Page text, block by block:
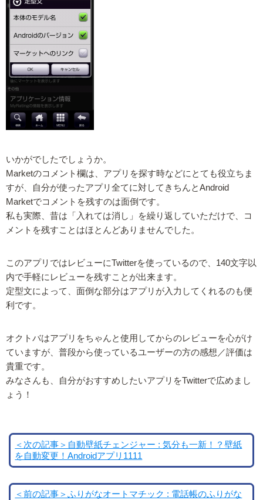
いかがでしたでしょうか。
Marketのコメント欄は、アプリを探す時などにとても役立ちま
すが、自分が使ったアプリ全てに対してきちんとAndroid
Marketでコメントを残すのは面倒です。
私も実際、昔は「入れては消し」を繰り返していただけで、コ
メントを残すことはほとんどありませんでした。
このアプリではレビューにTwitterを使っているので、140文字以
内で手軽にレビューを残すことが出来ます。
定型文によって、面倒な部分はアプリが入力してくれるのも便
利です。
オクトバはアプリをちゃんと使用してからのレビューを心がけ
ていますが、普段から使っているユーザーの方の感想／評価は
貴重です。
みなさんも、自分がおすすめしたいアプリをTwitterで広めまし
ょう！
＜次の記事＞自動壁紙チェンジャー : 気分も一新！？壁紙
を自動変更！Androidアプリ1111
＜前の記事＞ふりがなオートマチック : 電話帳のふりがな